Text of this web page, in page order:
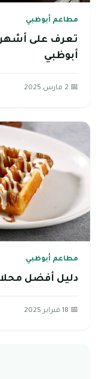
مطاعم أبوظبي
تعرف على أشهر
أبوظبي
📅 2 مارس 2025
مطاعم أبوظبي
دليل أفضل
📅 18 فبراير 2025